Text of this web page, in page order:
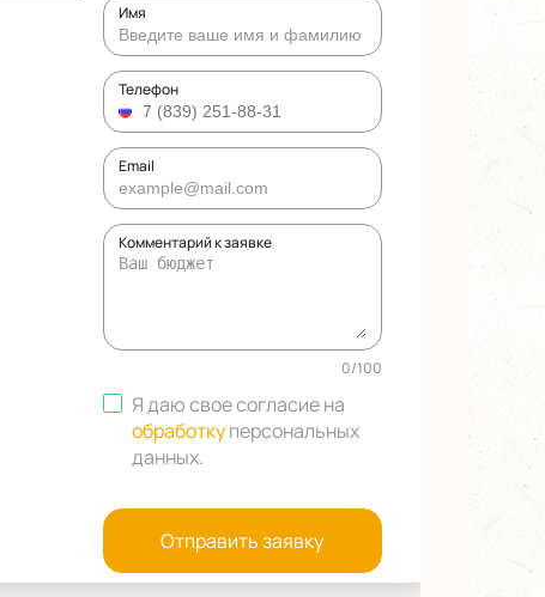
Имя
Телефон
Email
Комментарий к заявке
0/100
Я даю свое согласие на
обработкуперсональных
данных.
Отправить заявку